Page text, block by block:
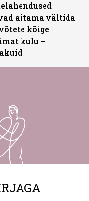
aitama vältida
kõige
kulu –